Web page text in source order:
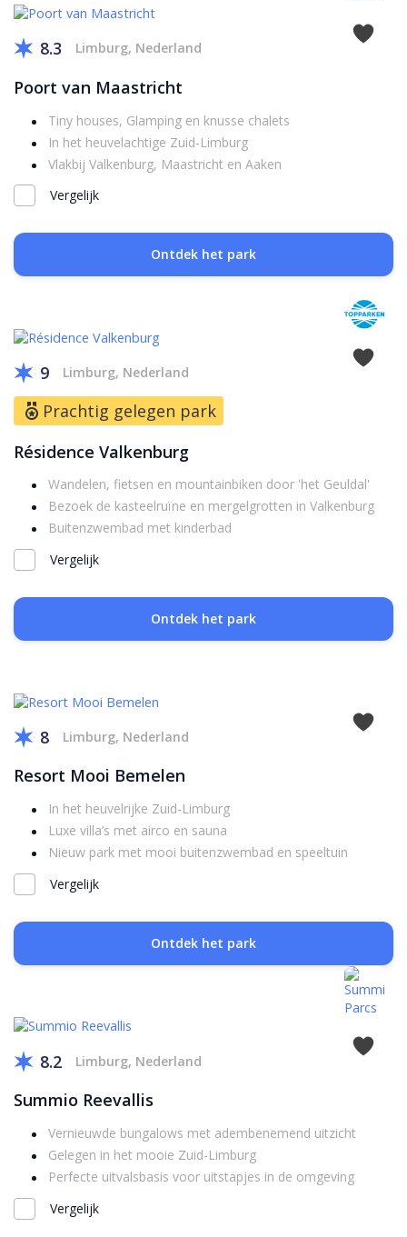
8.3 Limburg, Nederland
Poort van Maastricht
Tiny houses, Glamping en knusse chalets
In het heuvelachtige Zuid-Limburg
Vlakbij Valkenburg, Maastricht en Aaken
Vergelijk
Ontdek het park
9 Limburg, Nederland
Prachtig gelegen park
Résidence Valkenburg
Wandelen, fietsen en mountainbiken door 'het Geuldal'
Bezoek de kasteelruïne en mergelgrotten in Valkenburg
Buitenzwembad met kinderbad
Vergelijk
Ontdek het park
8 Limburg, Nederland
Resort Mooi Bemelen
In het heuvelrijke Zuid-Limburg
Luxe villa’s met airco en sauna
Nieuw park met mooi buitenzwembad en speeltuin
Vergelijk
Ontdek het park
8.2 Limburg, Nederland
Summio Reevallis
Vernieuwde bungalows met adembenemend uitzicht
Gelegen in het mooie Zuid-Limburg
Perfecte uitvalsbasis voor uitstapjes in de omgeving
Vergelijk